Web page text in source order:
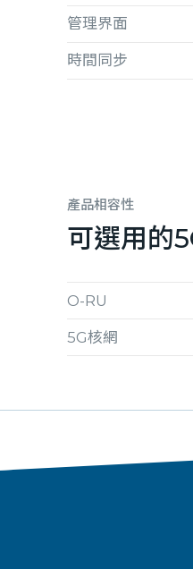
管理界面
時間同步
產品相容性
可選用的
O-RU
5G核網